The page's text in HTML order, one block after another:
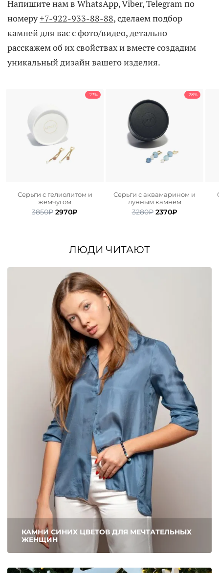
Напишите нам в WhatsApp, Viber, Telegram по
номеру+7-922-933-88-88, сделаем подбор
камней для вас с фото/видео, детально
расскажем об их свойствах и вместе создадим
уникальный дизайн вашего изделия.
-23%
Серьги с гелиолитом и
жемчугом
3850₽ Первоначальная
2970₽
-28%
Серьги с аквамарином и
лунным камнем
3280₽ Первоначальная
2370₽Текущая
ЛЮДИ ЧИТАЮТ
КАМНИ СИНИХ ЦВЕТОВ ДЛЯ МЕЧТАТЕЛЬНЫХ
ЖЕНЩИН